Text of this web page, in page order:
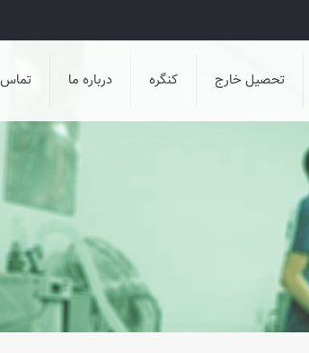
تحصیل خارج کنگره درباره ما تماس